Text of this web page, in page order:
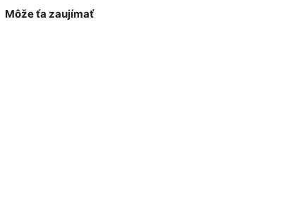
Môže ťa zaujímať